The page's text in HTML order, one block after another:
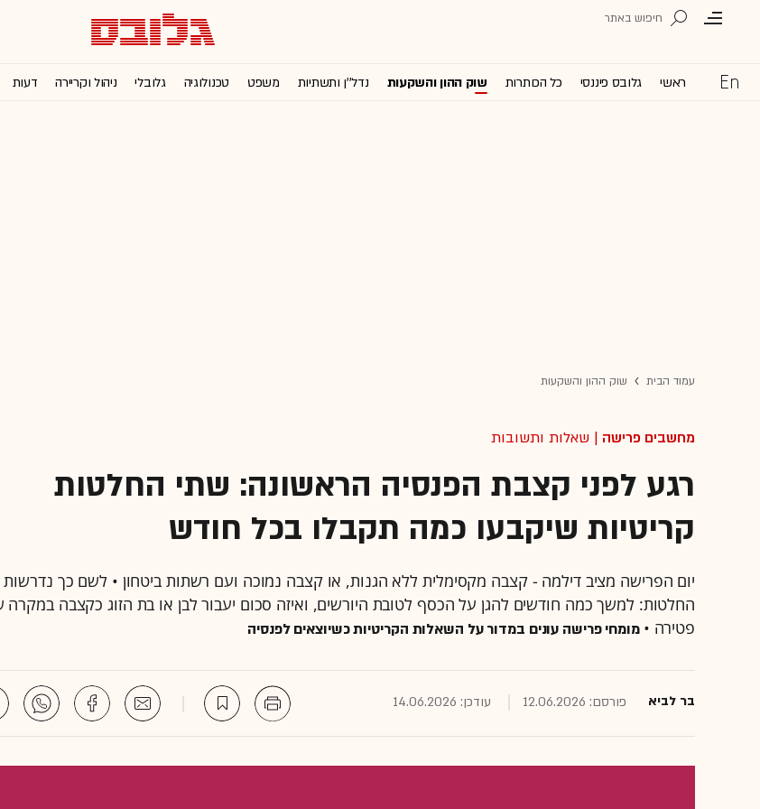
ראשי גלובס פיננסי כל הכותרות שוק ההון והשקעות נדל''ן ותשתיות משפט טכנולוגיה גלובלי ניהול וקריירה דעות
עמוד הבית שוק ההון והשקעות
מחשבים פרישה | שאלות ותשובות
רגע לפני קצבת הפנסיה הראשונה: שתי החלטות
קריטיות שיקבעו כמה תקבלו בכל חודש
יום הפרישה מציב דילמה - קצבה מקסימלית ללא הגנות, או קצבה נמוכה ועם רשתות ביטחון • לשם כך
החלטות: למשך כמה חודשים להגן על הכסף לטובת היורשים, ואיזה סכום יעבור לבן או בת הזוג כקצבה במקרה
פטירה • מומחי פרישה עונים במדור על השאלות הקריטיות כשיוצאים לפנסיה
בר לביא פורסם: 12.06.2026 עודכן: 14.06.2026